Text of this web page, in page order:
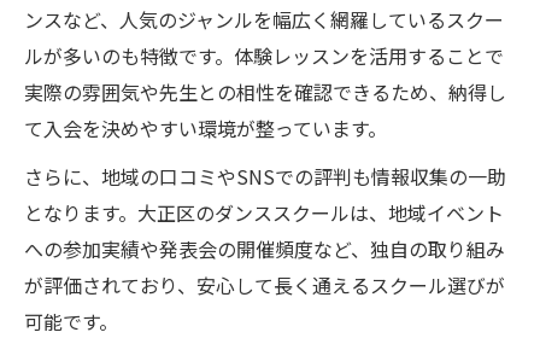
安心して続けられるダンススクールの条件
講師の経歴をチェックするポイント
レッスン頻度と通いやすさが続く秘訣
キッズ向けダンス教室で伸ばす運動能力
ダンススクールで基礎体力と柔軟性を養お
う
音楽に合わせて伸ばすリズム感と運動神経
ブレイクダンスなど多様なジャンルに挑戦
ンスなど、人気のジャンルを幅広く網羅しているスクー
ルが多いのも特徴です。体験レッスンを活用することで
実際の雰囲気や先生との相性を確認できるため、納得し
て入会を決めやすい環境が整っています。
さらに、地域の口コミやSNSでの評判も情報収集の一助
となります。大正区のダンススクールは、地域イベント
への参加実績や発表会の開催頻度など、独自の取り組み
が評価されており、安心して長く通えるスクール選びが
可能です。